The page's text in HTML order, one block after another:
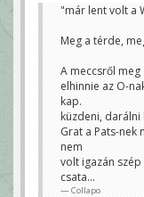
"már lent volt a
Meg a térde,
A meccsről
elhinnie az O-
kap.
küzdeni, darálni
Grat a Pats-nek
nem
volt igazán
csata...
Collapo